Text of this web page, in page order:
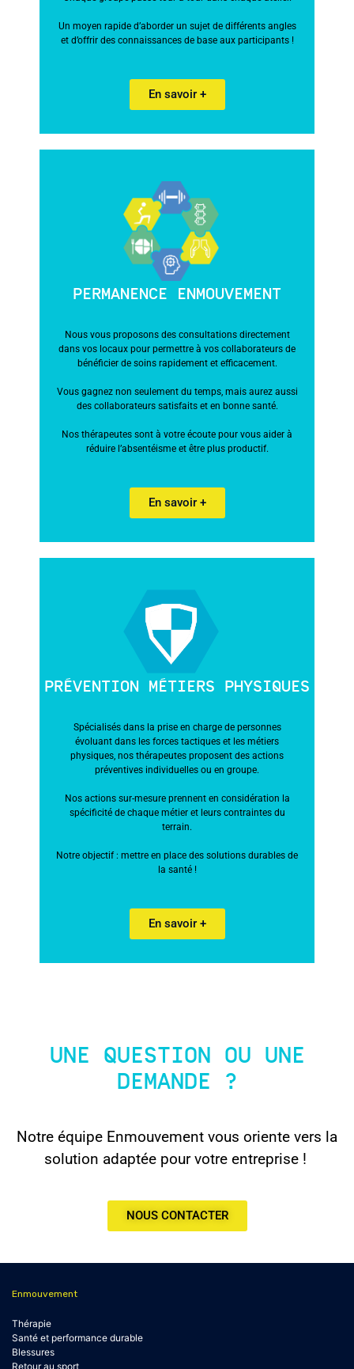
Un moyen rapide d’aborder un sujet de différents angles
et d’offrir des connaissances de base aux participants !
En savoir +
PERMANENCE ENMOUVEMENT
Nous vous proposons des consultations directement
dans vos locaux pour permettre à vos collaborateurs de
bénéficier de soins rapidement et efficacement.
Vous gagnez non seulement du temps, mais aurez aussi
des collaborateurs satisfaits et en bonne santé.
Nos thérapeutes sont à votre écoute pour vous aider à
réduire l’absentéisme et être plus productif.
En savoir +
PRÉVENTION MÉTIERS PHYSIQUES
Spécialisés dans la prise en charge de personnes
évoluant dans les forces tactiques et les métiers
physiques, nos thérapeutes proposent des actions
préventives individuelles ou en groupe.
Nos actions sur-mesure prennent en considération la
spécificité de chaque métier et leurs contraintes du
terrain.
Notre objectif : mettre en place des solutions durables de
la santé !
En savoir +
UNE QUESTION OU UNE
DEMANDE ?
Notre équipe Enmouvement vous oriente vers la
solution adaptée pour votre entreprise !
NOUS CONTACTER
Enmouvement
Thérapie
Santé et performance durable
Blessures
Retour au sport